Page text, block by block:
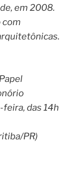
em 2008.
com
feira, das 14h
PR)